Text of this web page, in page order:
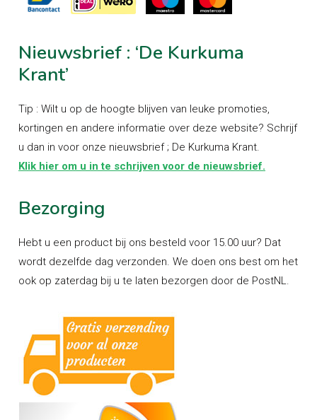
Nieuwsbrief : ‘De Kurkuma
Krant’
Tip : Wilt u op de hoogte blijven van leuke promoties,
kortingen en andere informatie over deze website? Schrijf
u dan in voor onze nieuwsbrief ; De Kurkuma Krant.
Klik hier om u in te schrijven voor de nieuwsbrief.
Bezorging
Hebt u een product bij ons besteld voor 15.00 uur? Dat
wordt dezelfde dag verzonden. We doen ons best om het
ook op zaterdag bij u te laten bezorgen door de PostNL.